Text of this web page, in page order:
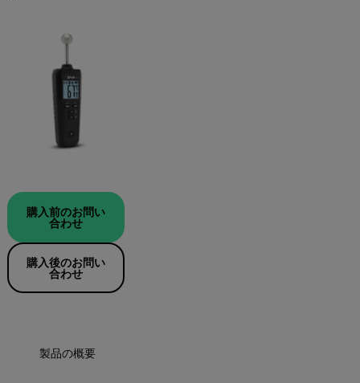
購入前のお問い
合わせ
購入後のお問い
合わせ
製品の概要